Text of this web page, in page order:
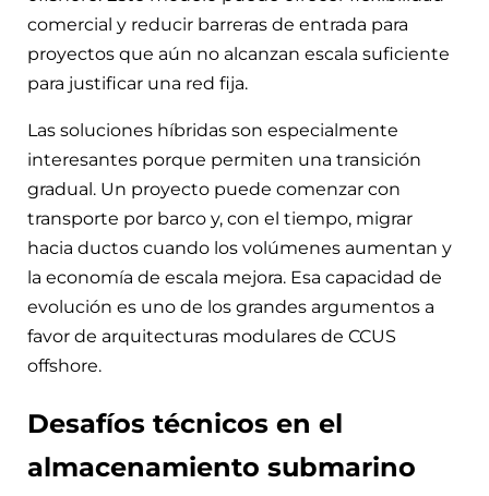
comercial y reducir barreras de entrada para
proyectos que aún no alcanzan escala suficiente
para justificar una red fija.
Las soluciones híbridas son especialmente
interesantes porque permiten una transición
gradual. Un proyecto puede comenzar con
transporte por barco y, con el tiempo, migrar
hacia ductos cuando los volúmenes aumentan y
la economía de escala mejora. Esa capacidad de
evolución es uno de los grandes argumentos a
favor de arquitecturas modulares de CCUS
offshore.
Desafíos técnicos en el
almacenamiento submarino